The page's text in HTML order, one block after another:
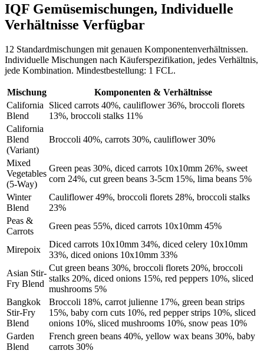
IQF Gemüsemischungen, Individuelle
Verhältnisse Verfügbar
12 Standardmischungen mit genauen Komponentenverhältnissen.
Individuelle Mischungen nach Käuferspezifikation, jedes Verhältnis,
jede Kombination. Mindestbestellung: 1 FCL.
Mischung
Komponenten & Verhältnisse
California
Blend
Sliced carrots 40%, cauliflower 36%, broccoli florets
13%, broccoli stalks 11%
California
Blend
(Variant)
Broccoli 40%, carrots 30%, cauliflower 30%
Mixed
Vegetables
(5-Way)
Green peas 30%, diced carrots 10x10mm 26%, sweet
corn 24%, cut green beans 3-5cm 15%, lima beans 5%
Winter
Blend
Cauliflower 49%, broccoli florets 28%, broccoli stalks
23%
Peas &
Carrots
Green peas 55%, diced carrots 10x10mm 45%
Mirepoix
Diced carrots 10x10mm 34%, diced celery 10x10mm
33%, diced onions 10x10mm 33%
Asian Stir-
Fry Blend
Cut green beans 30%, broccoli florets 20%, broccoli
stalks 20%, diced onions 15%, red peppers 10%, sliced
mushrooms 5%
Bangkok
Stir-Fry
Blend
Broccoli 18%, carrot julienne 17%, green bean strips
15%, baby corn cuts 10%, red pepper strips 10%, sliced
onions 10%, sliced mushrooms 10%, snow peas 10%
Garden
Blend
French green beans 40%, yellow wax beans 30%, baby
carrots 30%